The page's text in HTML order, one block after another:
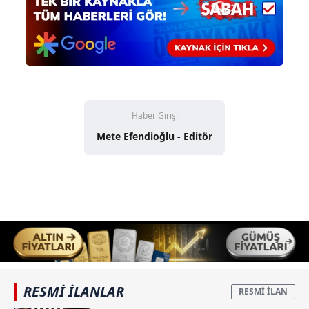
kılınması ve kişiselleştirilmesi ve sizlere yönelik
reklam/pazarlama faaliyetlerinin yapılması, amaçlarıyla
sınırlı olarak açık rızanız dahilinde kullanılacaktır.
için Ayarlar butonuna tıklayabilir, Çerez Bilgilendirme
Metnimiziziyaret edebilirsiniz.
Haber Girişi
Mete Efendioğlu - Editör
RESMİ İLANLAR